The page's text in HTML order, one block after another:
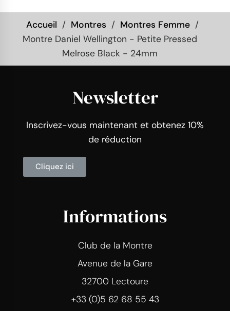
Accueil Montres
Montres Femme
Montre Daniel Wellington - Petite Pressed
Melrose Black - 24mm
Newsletter
Inscrivez-vous maintenant et obtenez 10%
de réduction
Cliquez ici
Informations
Club de la Montre
Avenue de la Gare
32700 Lectoure
+33 (0)5 62 68 55 43